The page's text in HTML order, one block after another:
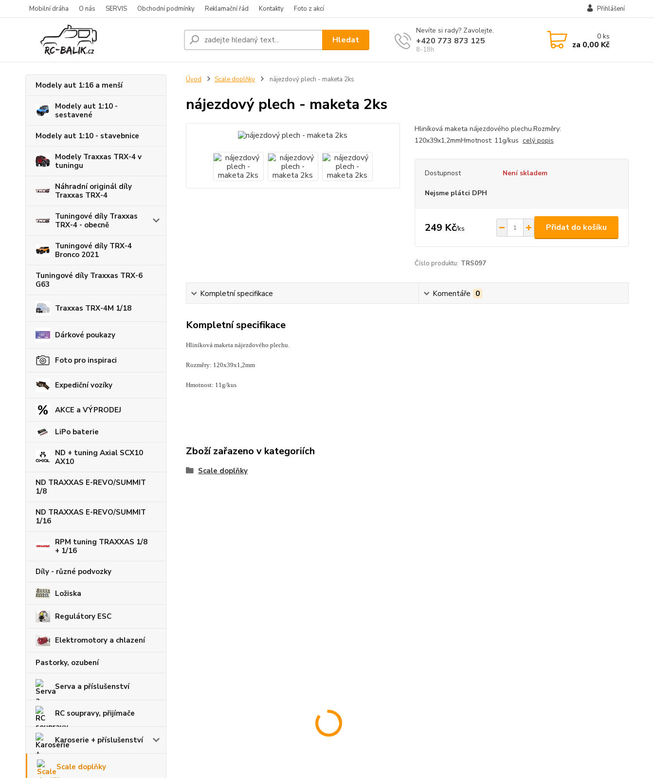
Mobilní dráha O nás SERVIS Obchodní podmínky Reklamační řád Kontakty Foto z akcí Přihlášení
Hledat
Nevíte si rady? Zavolejte.
+420 773 873 125
8-18h
0ks
za 0,00 Kč
Modely aut 1:16 a menší
Modely aut 1:10 -
sestavené
Modely aut 1:10 - stavebnice
Modely Traxxas TRX-4 v
tuningu
Náhradní originál díly
Traxxas TRX-4
Tuningové díly Traxxas
TRX-4 - obecně
Tuningové díly TRX-4
Bronco 2021
Tuningové díly Traxxas TRX-6
G63
Traxxas TRX-4M 1/18
Dárkové poukazy
Foto pro inspiraci
Expediční vozíky
AKCE a VÝPRODEJ
LiPo baterie
ND + tuning Axial SCX10
AX10
ND TRAXXAS E-REVO/SUMMIT
1/8
ND TRAXXAS E-REVO/SUMMIT
1/16
RPM tuning TRAXXAS 1/8
+ 1/16
Díly - různé podvozky
Ložiska
Regulátory ESC
Elektromotory a chlazení
Pastorky, ozubení
Serva a příslušenství
RC soupravy, přijímače
Karoserie + příslušenství
Scale doplňky
Úvod Scale doplňky nájezdový plech - maketa 2ks
nájezdový plech - maketa 2ks
Hliníková maketa nájezdového plechu.Rozměry:
120x39x1,2mmHmotnost: 11g/kus celý popis
Dostupnost Není skladem
Nejsme plátci DPH
249 Kč/ks Přidat do košíku
Číslo produktu: TRS097
Kompletní specifikace Komentáře 0
Kompletní specifikace
Hliníková maketa nájezdového plechu.
Rozměry: 120x39x1,2mm
Hmotnost: 11g/kus
Zboží zařazeno v kategoriích
Scale doplňky